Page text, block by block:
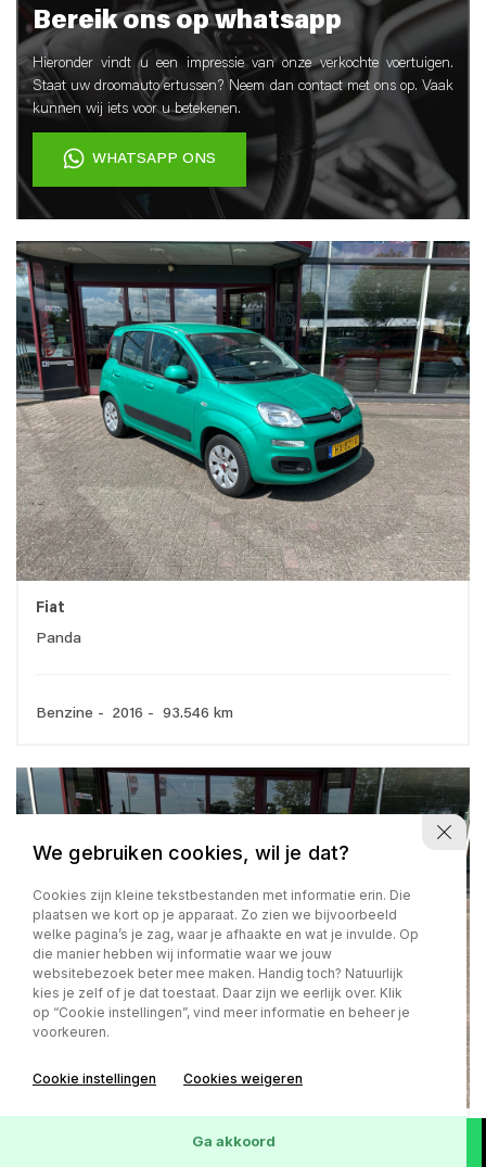
Bereik ons op whatsapp
Hieronder vindt u een impressie van onze verkochte voertuigen.
Staat uw droomauto ertussen? Neem dan contact met ons op. Vaak
kunnen wij iets voor u betekenen.
WHATSAPP ONS
Fiat
Panda
Benzine - 2016 - 93.546 km
We gebruiken cookies, wil je dat?
Cookies zijn kleine tekstbestanden met informatie erin. Die
plaatsen we kort op je apparaat. Zo zien we bijvoorbeeld
welke pagina’s je zag, waar je afhaakte en wat je invulde. Op
die manier hebben wij informatie waar we jouw
websitebezoek beter mee maken. Handig toch? Natuurlijk
kies je zelf of je dat toestaat. Daar zijn we eerlijk over. Klik
op “Cookie instellingen”, vind meer informatie en beheer je
voorkeuren.
Cookie instellingen Cookies weigeren
Ga akkoord